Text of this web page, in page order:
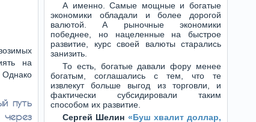
на
путь
через
А именно. Самые мощные и богатые
экономики обладали и более дорогой
валютой. А рыночные экономики
победнее, но нацеленные на быстрое
развитие, курс своей валюты старались
занизить.
То есть, богатые давали фору менее
богатым, соглашались с тем, что те
извлекут больше выгод из торговли, и
фактически субсидировали таким
способом их развитие.
Сергей Шелин «Буш хвалит доллар,